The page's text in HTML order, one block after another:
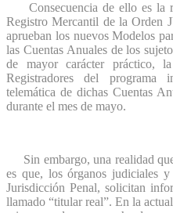
Consecuencia de ello es la
Registro Mercantil de la Orden
aprueban los nuevos Modelos
las Cuentas Anuales de los
de mayor carácter práctico,
Registradores del programa
telemática de dichas Cuentas
durante el mes de mayo.
Sin embargo, una realidad
es que, los órganos judiciales
Jurisdicción Penal, solicitan
llamado “titular real”. En la